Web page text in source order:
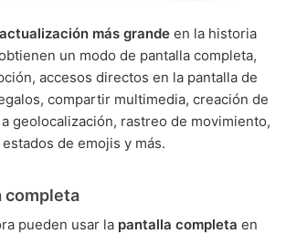
actualización más grande en la historia
un modo de pantalla completa,
accesos directos en la pantalla de
compartir multimedia, creación de
geolocalización, rastreo de movimiento,
de emojis y más.
completa
pueden usar la pantalla completa en